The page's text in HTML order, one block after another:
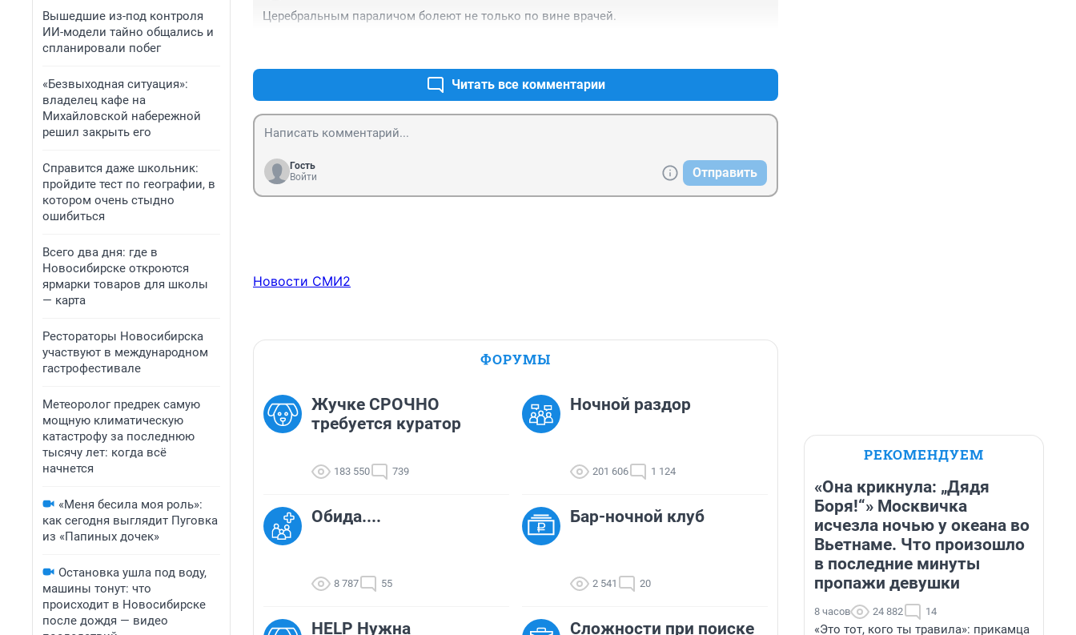
Вышедшие из-под контроля
ИИ-модели тайно общались и
спланировали побег
«Безвыходная ситуация»:
владелец кафе на
Михайловской набережной
решил закрыть его
Справится даже школьник:
пройдите тест по географии, в
котором очень стыдно
ошибиться
Всего два дня: где в
Новосибирске откроются
ярмарки товаров для школы
— карта
Рестораторы Новосибирска
участвуют в международном
гастрофестивале
Метеоролог предрек самую
мощную климатическую
катастрофу за последнюю
тысячу лет: когда всё
начнется
«Меня бесила моя роль»:
как сегодня выглядит Пуговка
из «Папиных дочек»
Остановка ушла под воду,
машины тонут: что
происходит в Новосибирске
после дождя — видео
Церебральным параличом болеют не только по вине врачей.
Читать все комментарии
Гость
Войти
Отправить
Новости СМИ2
ФОРУМЫ
Жучке СРОЧНО
требуется куратор
183 550 739
Ночной раздор
201 606 1 124
Обида....
8 787 55
Бар-ночной клуб
2 541 20
HELP Нужна Сложности при поиске
РЕКОМЕНДУЕМ
«Она крикнула: „Дядя
Боря!“» Москвичка
исчезла ночью у океана во
Вьетнаме. Что произошло
в последние минуты
пропажи девушки
8 часов 24 882 14
«Это тот, кого ты травила»: прикамца